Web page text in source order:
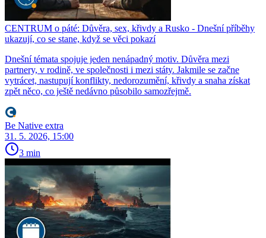
CENTRUM o páté: Důvěra, sex, křivdy a Rusko - Dnešní příběhy
ukazují, co se stane, když se věci pokazí
Dnešní témata spojuje jeden nenápadný motiv. Důvěra mezi
partnery, v rodině, ve společnosti i mezi státy. Jakmile se začne
vytrácet, nastupují konflikty, nedorozumění, křivdy a snaha získat
zpět něco, co ještě nedávno působilo samozřejmě.
Be Native extra
31. 5. 2026, 15:00
3 min